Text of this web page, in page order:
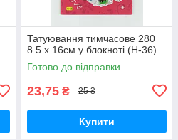
Татуювання тимчасове 280
8.5 х 16см у блокноті (H-36)
Готово до відправки
23,75 ₴ 25 ₴
Купити